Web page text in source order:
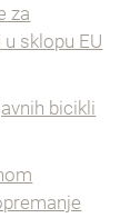
za
sklopu EU
bicikli